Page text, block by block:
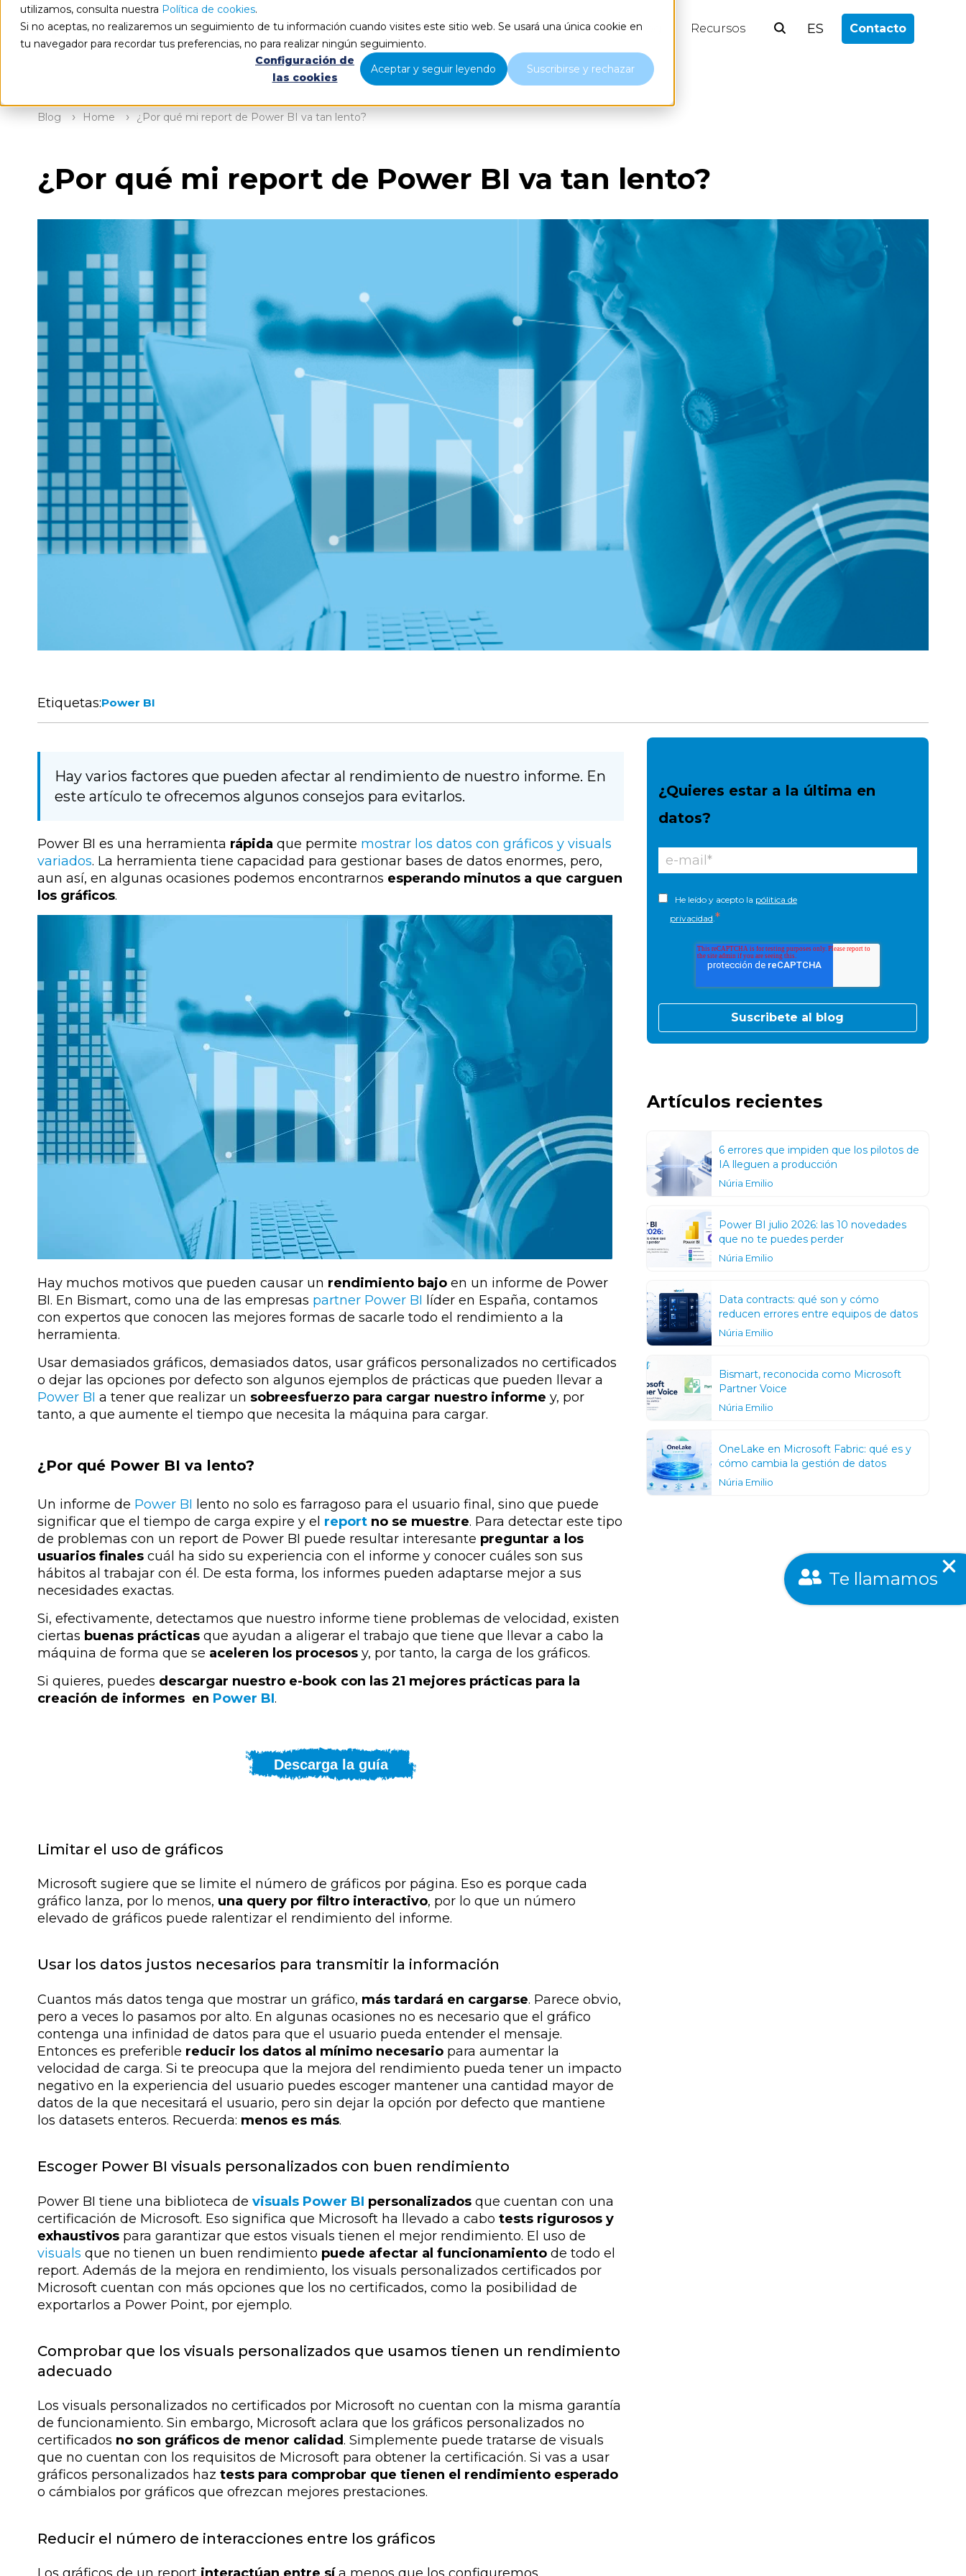
utilizamos, consulta nuestra Política de cookies.
Si no aceptas, no realizaremos un seguimiento de tu información cuando visites este sitio web. Se usará una única cookie en
tu navegador para recordar tus preferencias, no para realizar ningún seguimiento.
Configuración de
las cookies
Aceptar y seguir leyendo Suscribirse y rechazar
Qué hacemos Nosotros Blog Recursos ES Contacto
Blog Home ¿Por qué mi report de Power BI va tan lento?
¿Por qué mi report de Power BI va tan lento?
Etiquetas:Power BI
Hay varios factores que pueden afectar al rendimiento de nuestro informe. En
este artículo te ofrecemos algunos consejos para evitarlos.
Power BI es una herramienta rápida que permite mostrar los datos con gráficos y visuals
variados. La herramienta tiene capacidad para gestionar bases de datos enormes, pero,
aun así, en algunas ocasiones podemos encontrarnos esperando minutos a que carguen
los gráficos.
Hay muchos motivos que pueden causar un rendimiento bajo en un informe de Power
BI. En Bismart, como una de las empresas partner Power BI líder en España, contamos
con expertos que conocen las mejores formas de sacarle todo el rendimiento a la
herramienta.
Usar demasiados gráficos, demasiados datos, usar gráficos personalizados no certificados
o dejar las opciones por defecto son algunos ejemplos de prácticas que pueden llevar a
Power BI a tener que realizar un sobreesfuerzo para cargar nuestro informe y, por
tanto, a que aumente el tiempo que necesita la máquina para cargar.
¿Por qué Power BI va lento?
Un informe de Power BI lento no solo es farragoso para el usuario final, sino que puede
significar que el tiempo de carga expire y el report no se muestre. Para detectar este tipo
de problemas con un report de Power BI puede resultar interesante preguntar a los
usuarios finales cuál ha sido su experiencia con el informe y conocer cuáles son sus
hábitos al trabajar con él. De esta forma, los informes pueden adaptarse mejor a sus
necesidades exactas.
Si, efectivamente, detectamos que nuestro informe tiene problemas de velocidad, existen
ciertas buenas prácticas que ayudan a aligerar el trabajo que tiene que llevar a cabo la
máquina de forma que se aceleren los procesos y, por tanto, la carga de los gráficos.
Si quieres, puedes descargar nuestro e-book con las 21 mejores prácticas para la
creación de informes en Power BI.
Descarga la guía
Limitar el uso de gráficos
Microsoft sugiere que se limite el número de gráficos por página. Eso es porque cada
gráfico lanza, por lo menos, una query por filtro interactivo, por lo que un número
elevado de gráficos puede ralentizar el rendimiento del informe.
Usar los datos justos necesarios para transmitir la información
Cuantos más datos tenga que mostrar un gráfico, más tardará en cargarse. Parece obvio,
pero a veces lo pasamos por alto. En algunas ocasiones no es necesario que el gráfico
contenga una infinidad de datos para que el usuario pueda entender el mensaje.
Entonces es preferible reducir los datos al mínimo necesario para aumentar la
velocidad de carga. Si te preocupa que la mejora del rendimiento pueda tener un impacto
negativo en la experiencia del usuario puedes escoger mantener una cantidad mayor de
datos de la que necesitará el usuario, pero sin dejar la opción por defecto que mantiene
los datasets enteros. Recuerda: menos es más.
Escoger Power BI visuals personalizados con buen rendimiento
Power BI tiene una biblioteca de visuals Power BI personalizados que cuentan con una
certificación de Microsoft. Eso significa que Microsoft ha llevado a cabo tests rigurosos y
exhaustivos para garantizar que estos visuals tienen el mejor rendimiento. El uso de
visuals que no tienen un buen rendimiento puede afectar al funcionamiento de todo el
report. Además de la mejora en rendimiento, los visuals personalizados certificados por
Microsoft cuentan con más opciones que los no certificados, como la posibilidad de
exportarlos a Power Point, por ejemplo.
Comprobar que los visuals personalizados que usamos tienen un rendimiento
adecuado
Los visuals personalizados no certificados por Microsoft no cuentan con la misma garantía
de funcionamiento. Sin embargo, Microsoft aclara que los gráficos personalizados no
certificados no son gráficos de menor calidad. Simplemente puede tratarse de visuals
que no cuentan con los requisitos de Microsoft para obtener la certificación. Si vas a usar
gráficos personalizados haz tests para comprobar que tienen el rendimiento esperado
o cámbialos por gráficos que ofrezcan mejores prestaciones.
Reducir el número de interacciones entre los gráficos
¿Quieres estar a la última en
datos?
He leído y acepto la pólitica de
privacidad *
Artículos recientes
6 errores que impiden que los pilotos de
IA lleguen a producción
Núria Emilio
Power BI julio 2026: las 10 novedades
que no te puedes perder
Núria Emilio
Data contracts: qué son y cómo
reducen errores entre equipos de datos
Núria Emilio
Bismart, reconocida como Microsoft
Partner Voice
Núria Emilio
OneLake en Microsoft Fabric: qué es y
cómo cambia la gestión de datos
Núria Emilio
Te llamamos